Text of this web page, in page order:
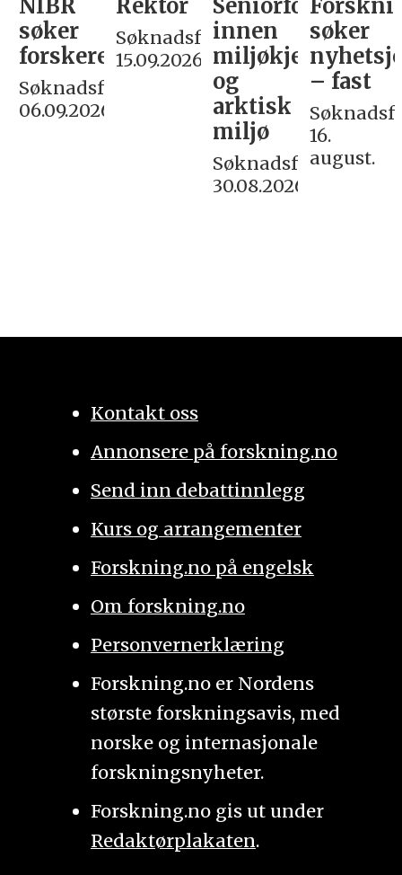
NIBR
søker
forskere
Søknadsfrist:
06.09.2026
Rektor
Søknadsfrist:
15.09.2026
Seniorforsker
innen
miljøkjemi
og
arktisk
miljø
Søknadsfrist:
30.08.2026
søker
– fast
16.
august.
Kontakt oss
Annonsere på forskning.no
Send inn debattinnlegg
Kurs og arrangementer
Forskning.no på engelsk
Om forskning.no
Personvernerklæring
Forskning.no er Nordens
største forskningsavis, med
norske og internasjonale
forskningsnyheter.
Forskning.no gis ut under
Redaktørplakaten.